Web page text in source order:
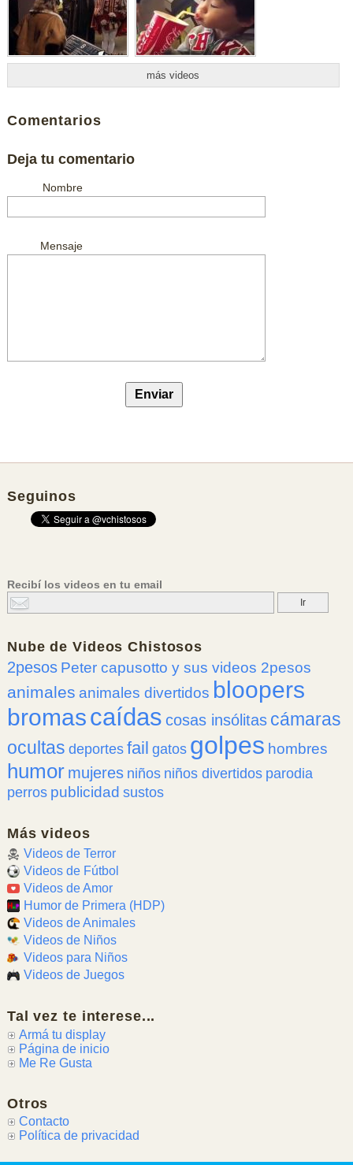
más videos
Comentarios
Deja tu comentario
Nombre
Mensaje
Seguinos
Recibí los videos en tu email
Nube deVideos Chistosos
2pesos Peter capusotto y sus videos 2pesos
animales animales divertidos bloopers
bromascaídas cosas insólitas cámaras
ocultas deportes fail gatos golpes hombres
humor mujeres niños niños divertidos parodia
perros publicidad sustos
Más videos
Videos de Terror
Videos de Fútbol
Videos de Amor
Humor de Primera (HDP)
Videos de Animales
Videos de Niños
Videos para Niños
Videos de Juegos
Tal vez te interese...
Armá tu display
Página de inicio
Me Re Gusta
Otros
Contacto
Política de privacidad